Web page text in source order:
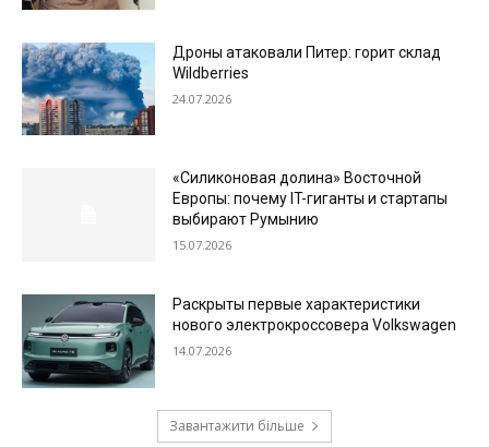
Дроны атаковали Питер: горит склад
Wildberries
24.07.2026
«Силиконовая долина» Восточной
Европы: почему IT-гиганты и стартапы
выбирают Румынию
15.07.2026
Раскрыты первые характеристики
нового электрокроссовера Volkswagen
14.07.2026
Завантажити більше